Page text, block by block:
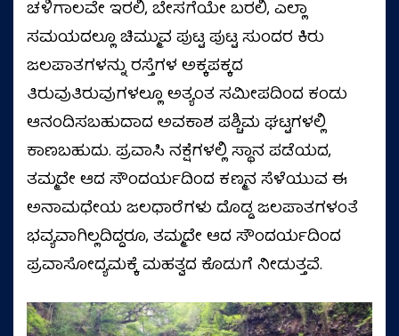
ಚಳಿಗಾಲವೇ ಇರಲಿ, ಬೇಸಗೆಯೇ ಬರಲಿ, ಎಲ್ಲಾ
ಸಮಯದಲ್ಲೂ ಚಿಮ್ಮುವ ಪುಟ್ಟ ಪುಟ್ಟ ಸುಂದರ ಕಿರು
ಜಲಪಾತಗಳನ್ನು ರಸ್ತೆಗಳ ಅಕ್ಕಪಕ್ಕದ
ತಿರುವುತಿರುವುಗಳಲ್ಲೂ ಅತ್ಯಂತ ಸಮೀಪದಿಂದ ಕಂಡು
ಆನಂದಿಸಬಹುದಾದ ಅವಕಾಶ ಪಶ್ಚಿಮ ಘಟ್ಟಗಳಲ್ಲಿ
ಕಾಣಬಹುದು. ಪ್ರವಾಸಿ ನಕ್ಷೆಗಳಲ್ಲಿ ಸ್ಥಾನ ಪಡೆಯದ,
ತಮ್ಮದೇ ಆದ ಸೌಂದರ್ಯದಿಂದ ಕಣ್ಮನ ಸೆಳೆಯುವ ಈ
ಅನಾಮಧೇಯ ಜಲಧಾರೆಗಳು ದೊಡ್ಡ ಜಲಪಾತಗಳಂತೆ
ಭವ್ಯವಾಗಿಲ್ಲದಿದ್ದರೂ, ತಮ್ಮದೇ ಆದ ಸೌಂದರ್ಯದಿಂದ
ಪ್ರವಾಸೋದ್ಯಮಕ್ಕೆ ಮಹತ್ವದ ಕೊಡುಗೆ ನೀಡುತ್ತವೆ.